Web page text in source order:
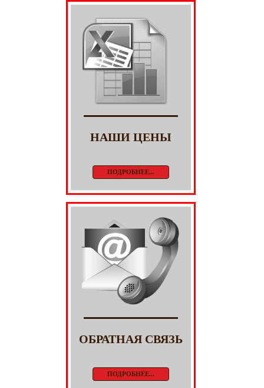
НАШИ ЦЕНЫ
ПОДРОБНЕЕ...
ОБРАТНАЯ СВЯЗЬ
ПОДРОБНЕЕ...